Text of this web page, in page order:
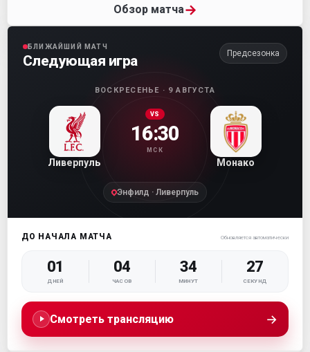
Обзор матча→
БЛИЖАЙШИЙ МАТЧ
Следующая игра Предсезонка
ВОСКРЕСЕНЬЕ · 9 АВГУСТА
Ливерпуль
VS
16:30
МСК
Монако
Энфилд · Ливерпуль
ДО НАЧАЛА МАТЧА Обновляется автоматически
01
ДНЕЙ
04
ЧАСОВ
34
МИНУТ
26
СЕКУНД
Смотреть трансляцию →